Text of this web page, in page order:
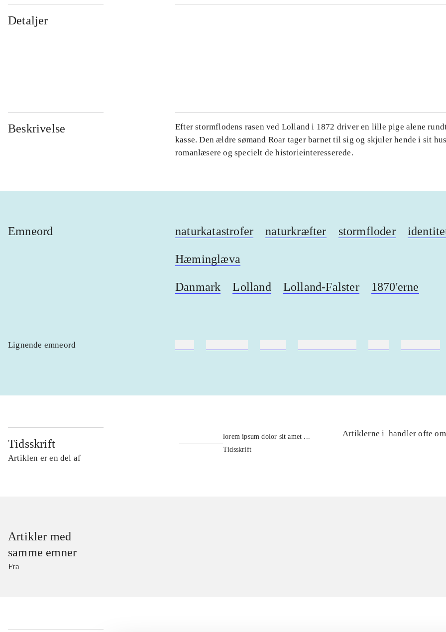
Detaljer
Beskrivelse
Efter stormflodens rasen ved Lolland i 1872 driver en lille pige alene
kasse. Den ældre sømand Roar tager barnet til sig og skjuler hende i sit
romanlæsere og specielt de historieinteresserede.
Emneord naturkatastrofer naturkræfter stormfloder
Hæminglæva
Danmark Lolland Lolland-Falster 1870'erne
Lignende emneord
Tidsskrift
Artiklen er en del af
lorem ipsum dolor sit amet ...
Tidsskrift
Artiklerne i handler ofte om
Artikler med
samme emner
Fra